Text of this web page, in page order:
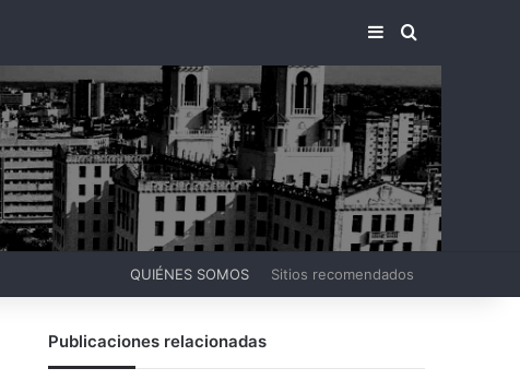
BARRA LATERAL
BUSCAR
QUIÉNES SOMOS Sitios recomendados
Publicaciones relacionadas